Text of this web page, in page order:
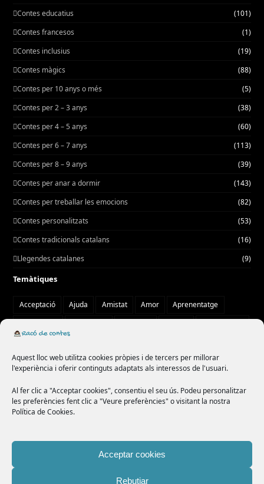
Aquest lloc web utilitza cookies pròpies i de tercers per millorar
l'experiència i oferir continguts adaptats als interessos de l'usuari.
Al fer clic a "Acceptar cookies", consentiu el seu ús. Podeu personalitzar
les preferències fent clic a "Veure preferències" o visitant la nostra
Política de Cookies.
Acceptar cookies
Rebutjar
Contes educatius
(101)
Contes francesos
(1)
Contes inclusius
(19)
Contes màgics
(88)
Contes per 10 anys o més
(5)
Contes per 2 – 3 anys
(38)
Contes per 4 – 5 anys
(60)
Contes per 6 – 7 anys
(113)
Contes per 8 – 9 anys
(39)
Contes per anar a dormir
(143)
Contes per treballar les emocions
(82)
Contes personalitzats
(53)
Contes tradicionals catalans
(16)
Llegendes catalanes
(9)
Temàtiques
Acceptació Ajuda Amistat Amor
Aprenentatge
curiositat
diversitat drac emocions
empatia
generositat
humilitat imaginació lleó llop
misteri
respecte
responsabilitat solidaritat superació
tradició